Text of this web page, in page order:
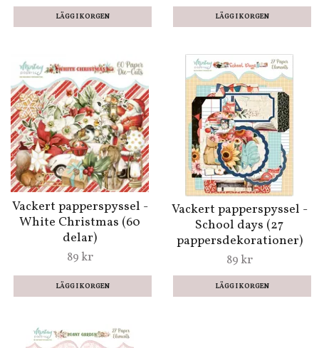
Vackert papperspyssel -
White Christmas (60
delar)
89 kr
Vackert papperspyssel -
School days (27
pappersdekorationer)
89 kr